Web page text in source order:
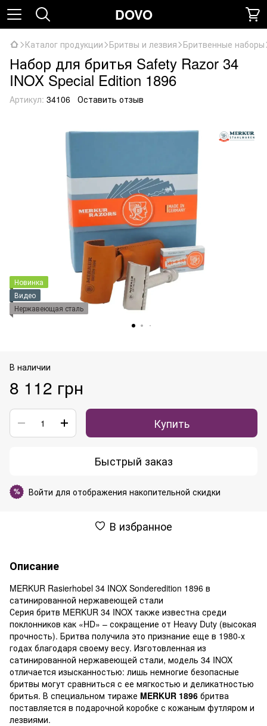
DOVO
Каталог продукции Бритвы и лезвия Бритвенные наборы
Набор для бритья Safety Razor 34
INOX Special Edition 1896
Артикул: 34106 Оставить отзыв
Новинка
Видео
Нержавеющая сталь
В наличии
8 112 грн
Купить
Быстрый заказ
% Войти для отображения накопительной скидки
В избранное
Описание
MERKUR Rasierhobel 34 INOX Sonderedition 1896 в
сатинированной нержавеющей стали
Серия бритв MERKUR 34 INOX также известна среди
поклонников как «HD» – сокращение от Heavy Duty (высокая
прочность). Бритва получила это признание еще в 1980-х
годах благодаря своему весу. Изготовленная из
сатинированной нержавеющей стали, модель 34 INOX
отличается изысканностью: лишь немногие безопасные
бритвы могут сравниться с ее мягкостью и деликатностью
бритья. В специальном тираже MERKUR 1896 бритва
поставляется в подарочной коробке с кожаным футляром и
лезвиями.